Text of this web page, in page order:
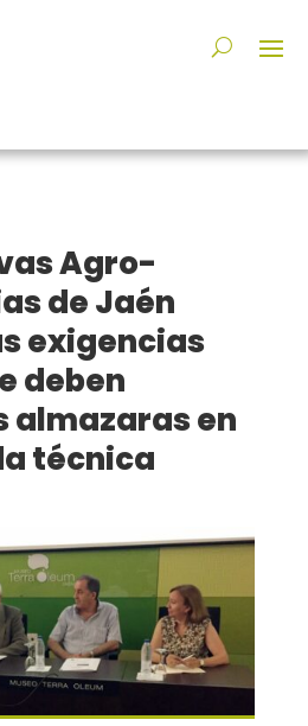
Agro-
de Jaén
exigencias
deben
almazaras en
técnica